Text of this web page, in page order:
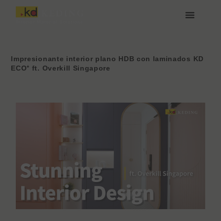
Impresionante interior plano HDB con laminados KD
ECO⁺ ft. Overkill Singapore